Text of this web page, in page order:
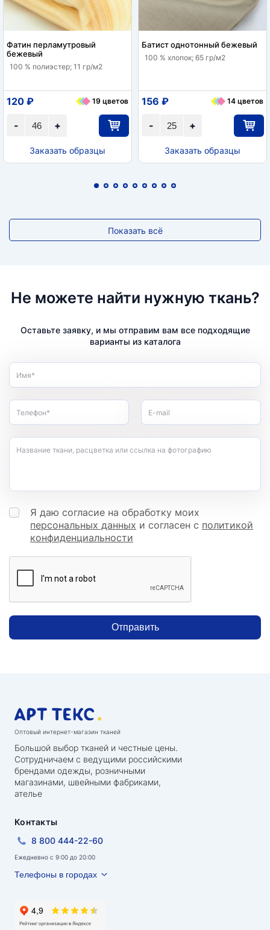
Фатин перламутровый
бежевый
100 % полиэстер; 11 гр/м2
+
-
120 ₽ 19 цветов
Заказать образцы
Батист однотонный бежевый
100 % хлопок; 65 гр/м2
+
-
156 ₽ 14 цветов
Заказать образцы
Показать всё
Не можете найти нужную ткань?
Оставьте заявку, и мы отправим вам все подходящие
варианты из каталога
Имя*
Телефон* E-mail
Название ткани, расцветка или ссылка на фотографию
Я даю согласие на обработку моих
персональных данных и согласен с политикой
конфиденциальности
Отправить
Оптовый интернет-магазин тканей
Большой выбор тканей и честные цены.
Сотрудничаем с ведущими российскими
брендами одежды, розничными
магазинами, швейными фабриками,
ателье
Контакты
8 800 444-22-60
Ежедневно с 9:00 до 20:00
Телефоны в городах